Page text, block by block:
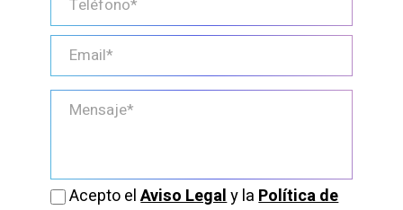
Acepto elAviso Legaly laPolítica de